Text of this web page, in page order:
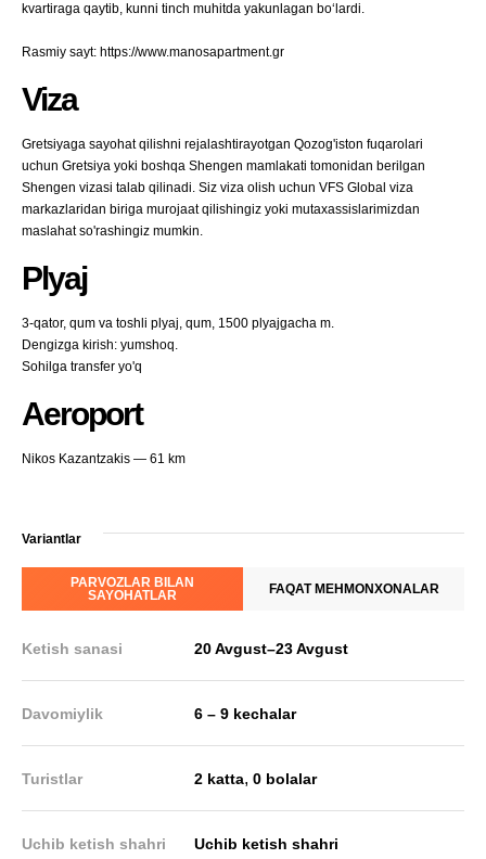
kvartiraga qaytib, kunni tinch muhitda yakunlagan bo‘lardi.
Rasmiy sayt: https://www.manosapartment.gr
Viza
Gretsiyaga sayohat qilishni rejalashtirayotgan Qozog'iston fuqarolari
uchun Gretsiya yoki boshqa Shengen mamlakati tomonidan berilgan
Shengen vizasi talab qilinadi. Siz viza olish uchun VFS Global viza
markazlaridan biriga murojaat qilishingiz yoki mutaxassislarimizdan
maslahat so'rashingiz mumkin.
Plyaj
3-qator, qum va toshli plyaj, qum, 1500 plyajgacha m.
Dengizga kirish: yumshoq.
Sohilga transfer yo'q
Aeroport
Nikos Kazantzakis — 61 km
Variantlar
PARVOZLAR BILAN
SAYOHATLAR
FAQAT MEHMONXONALAR
Ketish sanasi 20 Avgust–23 Avgust
Davomiylik 6 – 9 kechalar
Turistlar 2 katta,0 bolalar
Uchib ketish shahri Uchib ketish shahri